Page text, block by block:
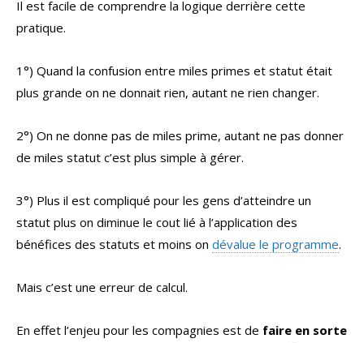
Il est facile de comprendre la logique derrière cette
pratique.
1°) Quand la confusion entre miles primes et statut était
plus grande on ne donnait rien, autant ne rien changer.
2°) On ne donne pas de miles prime, autant ne pas donner
de miles statut c’est plus simple à gérer.
3°) Plus il est compliqué pour les gens d’atteindre un
statut plus on diminue le cout lié à l’application des
bénéfices des statuts et moins on dévalue le programme.
Mais c’est une erreur de calcul.
En effet l’enjeu pour les compagnies est de faire en sorte